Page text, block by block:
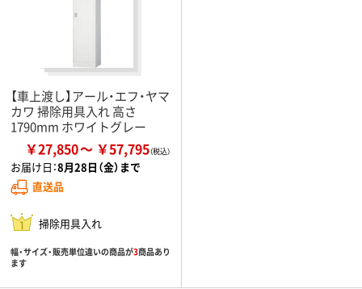
【車上渡し】アール・エフ・ヤマ
カワ 掃除用具入れ 高さ
1790mm ホワイトグレー
￥27,850 ￥57,795
お届け日：8月28日（金）まで
直送品
掃除用具入れ
幅・サイズ・販売単位違いの商品が3商品あり
ます